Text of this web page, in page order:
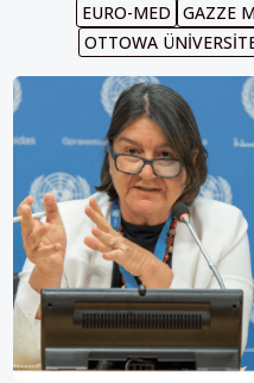
EURO-MED GAZZE
OTTOWA